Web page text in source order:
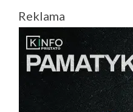
Reklama